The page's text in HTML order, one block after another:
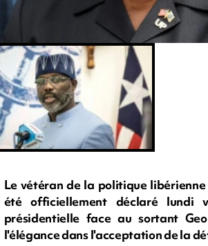
Le vétéran de la politique
été officiellement déclaré lundi
présidentielle face au sortant
l'élégance dans l'acceptation de la